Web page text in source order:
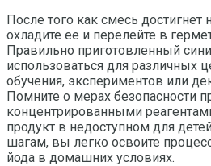
После того как смесь достигнет
охладите ее и перелейте в
Правильно приготовленный
использоваться для различных
обучения, экспериментов или
Помните о мерах безопасности
концентрированными
продукт в недоступном для
шагам, вы легко освоите
йода в домашних условиях.